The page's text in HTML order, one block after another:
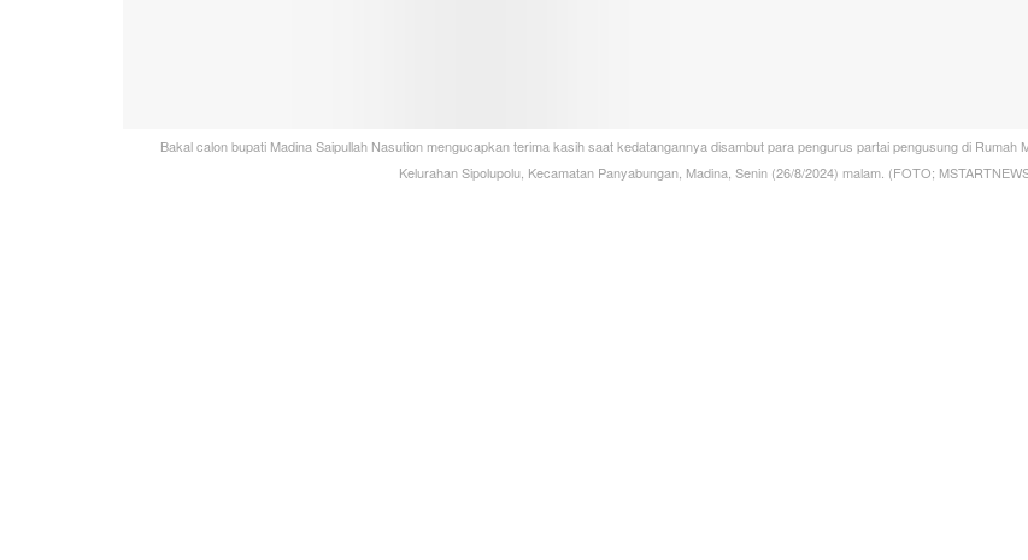
Bakal calon bupati Madina Saipullah Nasution mengucapkan terima kasih saat kedatangannya disambut para pengurus partai pengusung di Rumah
Kelurahan Sipolupolu, Kecamatan Panyabungan, Madina, Senin (26/8/2024) malam. (FOTO;